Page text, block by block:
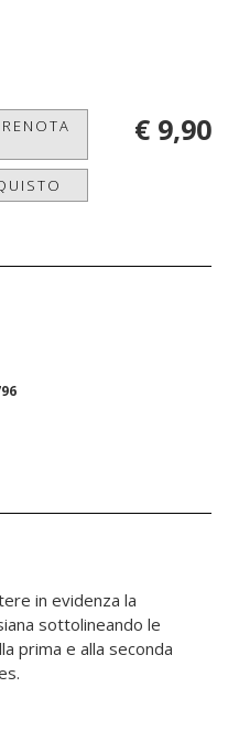
€ 9,90
in evidenza la
sottolineando le
prima e alla seconda